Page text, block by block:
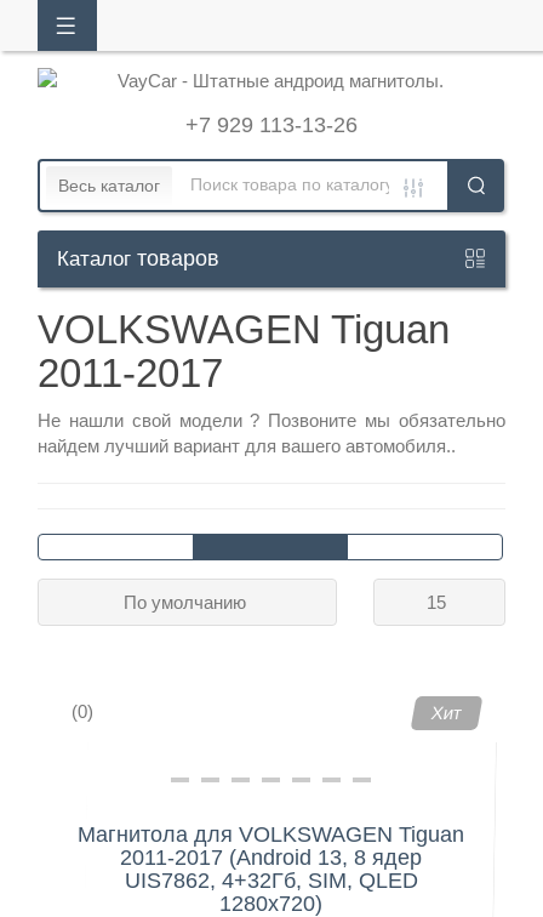
ТОВАРОВ
113-
13-
работы
Контакты
+7 929 113-13-26
Весь каталог
Каталог товаров
VOLKSWAGEN Tiguan
2011-2017
Не нашли свой модели ? Позвоните мы обязательно
найдем лучший вариант для вашего автомобиля..
15
По умолчанию
(0) Хит
Магнитола для VOLKSWAGEN Tiguan
2011-2017 (Android 13, 8 ядер
UIS7862, 4+32Гб, SIM, QLED
1280x720)